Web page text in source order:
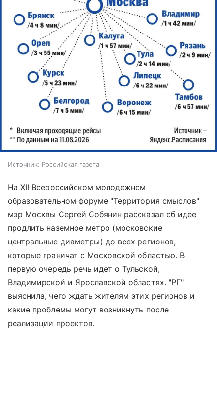
Источник: Российская газета
На XII Всероссийском молодежном
образовательном форуме "Территория смыслов"
мэр Москвы Сергей Собянин рассказал об идее
продлить наземное метро (московские
центральные диаметры) до всех регионов,
которые граничат с Московской областью. В
первую очередь речь идет о Тульской,
Владимирской и Ярославской областях. "РГ"
выяснила, чего ждать жителям этих регионов и
какие проблемы могут возникнуть после
реализации проектов.